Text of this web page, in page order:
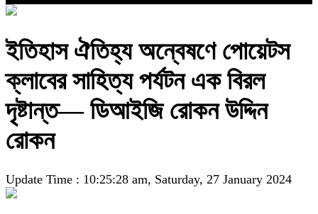
ইতিহাস ঐতিহ্য অন্বেষণে পোয়েটস
ক্লাবের সাহিত্য পর্যটন এক বিরল
দৃষ্টান্ত— ডিআইজি রোকন উদ্দিন
রোকন
Update Time : 10:25:28 am, Saturday, 27 January 2024